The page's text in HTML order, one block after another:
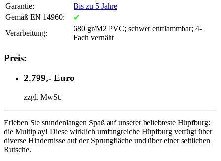
Garantie:
Bis zu 5 Jahre
Gemäß EN 14960:
✔
Verarbeitung:
680 gr/M2 PVC; schwer entflammbar; 4-
Fach vernäht
Preis:
2.799,- Euro
zzgl. MwSt.
Erleben Sie stundenlangen Spaß auf unserer beliebteste Hüpfburg:
die Multiplay! Diese wirklich umfangreiche Hüpfburg verfügt über
diverse Hindernisse auf der Sprungfläche und über einer seitlichen
Rutsche.